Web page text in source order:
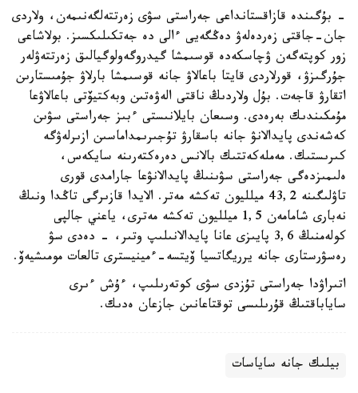
- بۇگىندە قازاقستانداعى جەراستى سۋى زەرتتەلگەنىمەن، ولاردى
جان-جاقتى زەردەلەۋ دەڭگەيى ءالى دە جەتكىلىكسىز. بولاشاعى
زور كوپتەگەن ۋچاسكەدە قوسىمشا گيدروگەولوگيالىق زەرتتەۋلەر
جۇرگىزۋ، قورلاردى قايتا باعالاۋ جانە قوسىمشا بارلاۋ جۇمىستارىن
اتقارۋ قاجەت. بۇل ولاردىڭ ناقتى الەۋەتىن وبەكتيۆتى باعالاۋعا
مۇمكىندىك بەرەدى. وسىعان بايلانىستى ءبىز جەراستى سۋىن
كەشەندى پايدالانۋ جانە باسقارۋ تۇجىرىمداماسىن ازىرلەۋگە
كىرىستىك. مەملەكەتتىك بالانس دەرەكتەرىنە سايكەس،
ەلىمىزدەگى جەراستى سۋىنىڭ پايدالانۋعا جارامدى قورى
تاۋلىگىنە 43,2 ميلليون تەكشە مەتر. الايدا قازىرگى تاڭدا ونىڭ
نەبارى شامامەن 1,5 ميلليون تەكشە مەترى، ياعني جالپى
كولەمنىڭ 3,6 پايىزى عانا پايدالانىلىپ وتىر، - دەدى سۋ
رەسۋرستارى جانە يرريگاتسيا ۆيتسە-ءمينيسترى تالعات مومىشيەۆ.
اتىراۋدا جەراستى تۇزدى سۋى كوتەرىلىپ، ءۇش ءىرى
ساياباقتىڭ قۇرىلىسى توقتاعانىن جازعان ەدىك.
بيلىك جانە ساياسات